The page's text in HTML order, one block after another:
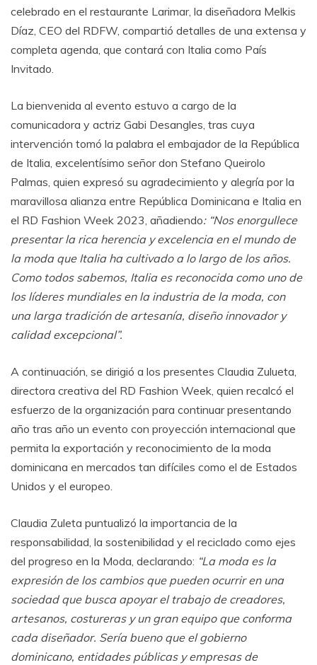
celebrado en el restaurante Larimar, la diseñadora Melkis
Díaz, CEO del RDFW, compartió detalles de una extensa y
completa agenda, que contará con Italia como País
Invitado.
La bienvenida al evento estuvo a cargo de la
comunicadora y actriz Gabi Desangles, tras cuya
intervención tomó la palabra el embajador de la República
de Italia, excelentísimo señor don Stefano Queirolo
Palmas, quien expresó su agradecimiento y alegría por la
maravillosa alianza entre República Dominicana e Italia en
el RD Fashion Week 2023, añadiendo: “Nos enorgullece
presentar la rica herencia y excelencia en el mundo de
la moda que Italia ha cultivado a lo largo de los años.
Como todos sabemos, Italia es reconocida como uno de
los líderes mundiales en la industria de la moda, con
una larga tradición de artesanía, diseño innovador y
calidad excepcional”.
A continuación, se dirigió a los presentes Claudia Zulueta,
directora creativa del RD Fashion Week, quien recalcó el
esfuerzo de la organización para continuar presentando
año tras año un evento con proyección internacional que
permita la exportación y reconocimiento de la moda
dominicana en mercados tan difíciles como el de Estados
Unidos y el europeo.
Claudia Zuleta puntualizó la importancia de la
responsabilidad, la sostenibilidad y el reciclado como ejes
del progreso en la Moda, declarando: “La moda es la
expresión de los cambios que pueden ocurrir en una
sociedad que busca apoyar el trabajo de creadores,
artesanos, costureras y un gran equipo que conforma
cada diseñador. Sería bueno que el gobierno
dominicano, entidades públicas y empresas de